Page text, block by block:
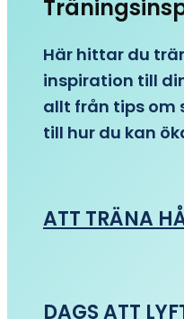
Här hittar du
inspiration till
allt från tips om
till hur du kan
ATT TRÄNA
DAGS ATT